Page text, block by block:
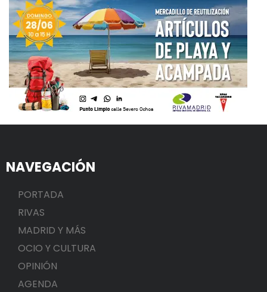
NAVEGACIÓN
PORTADA
RIVAS
MADRID Y MÁS
OCIO Y CULTURA
OPINIÓN
AGENDA